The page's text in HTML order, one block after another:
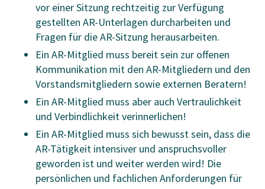
vor einer Sitzung rechtzeitig zur Verfügung
gestellten AR-Unterlagen durcharbeiten und
Fragen für die AR-Sitzung herausarbeiten.
Ein AR-Mitglied muss bereit sein zur offenen
Kommunikation mit den AR-Mitgliedern und den
Vorstandsmitgliedern sowie externen Beratern!
Ein AR-Mitglied muss aber auch Vertraulichkeit
und Verbindlichkeit verinnerlichen!
Ein AR-Mitglied muss sich bewusst sein, dass die
AR-Tätigkeit intensiver und anspruchsvoller
geworden ist und weiter werden wird! Die
persönlichen und fachlichen Anforderungen für